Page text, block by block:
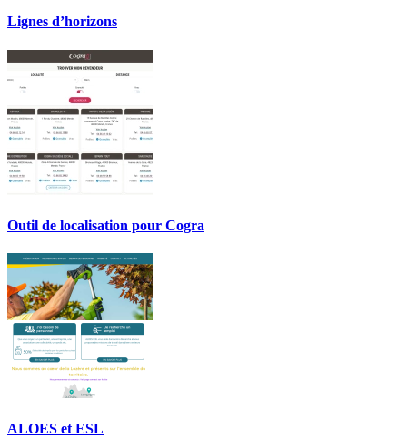
Lignes d’horizons
Outil de localisation pour Cogra
ALOES et ESL